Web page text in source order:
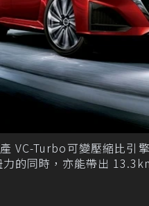
VC-Turbo可變壓縮比引
的同時，亦能帶出